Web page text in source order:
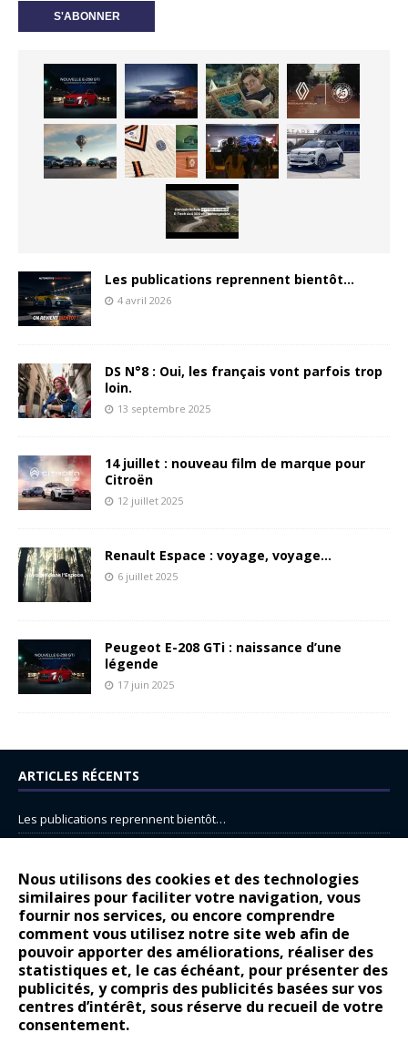
Nous utilisons des cookies et des technologies
similaires pour faciliter votre navigation, vous
fournir nos services, ou encore comprendre
comment vous utilisez notre site web afin de
pouvoir apporter des améliorations, réaliser des
statistiques et, le cas échéant, pour présenter des
publicités, y compris des publicités basées sur vos
centres d’intérêt, sous réserve du recueil de votre
consentement.
Les publications reprennent bientôt…
4 avril 2026
DS N°8 : Oui, les français vont parfois trop
loin.
13 septembre 2025
14 juillet : nouveau film de marque pour
Citroën
12 juillet 2025
Renault Espace : voyage, voyage…
6 juillet 2025
Peugeot E-208 GTi : naissance d’une
légende
17 juin 2025
ARTICLES RÉCENTS
Les publications reprennent bientôt…
14 juillet : nouveau film de marque pour Citroën
Renault Espace : voyage, voyage…
Peugeot E-208 GTi : naissance d’une légende
COMMENTAIRES RÉCENTS
Bernard DardartdansDacia Sandero : pour les gens vrais